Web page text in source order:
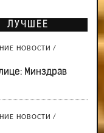
ЛУЧШЕЕ
НОВОСТИ /
Минздрав
НОВОСТИ /